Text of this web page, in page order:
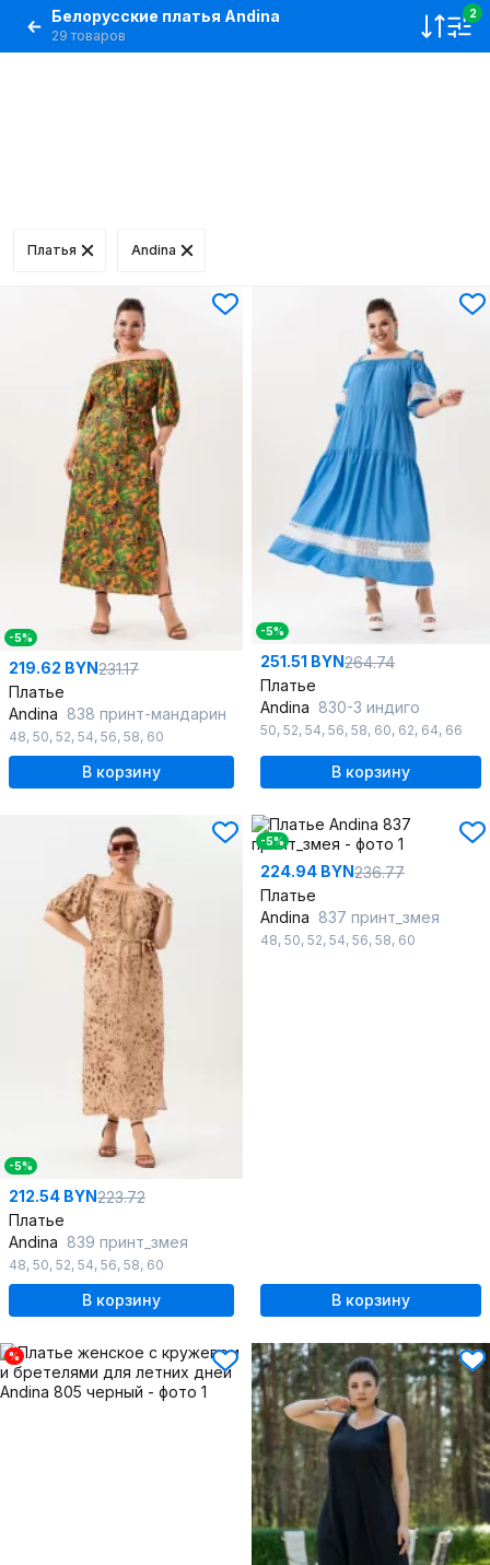
Белорусские платья Andina
29 товаров
2
Платья Andina
-5%
219.62 BYN231.17
Платье
Andina 838 принт-мандарин
48, 50, 52, 54, 56, 58, 60
В корзину
-5%
251.51 BYN264.74
Платье
Andina 830-3 индиго
50, 52, 54, 56, 58, 60, 62, 64, 66
В корзину
-5%
212.54 BYN223.72
Платье
Andina 839 принт_змея
48, 50, 52, 54, 56, 58, 60
В корзину
-5%
224.94 BYN236.77
Платье
Andina 837 принт_змея
48, 50, 52, 54, 56, 58, 60
В корзину
%